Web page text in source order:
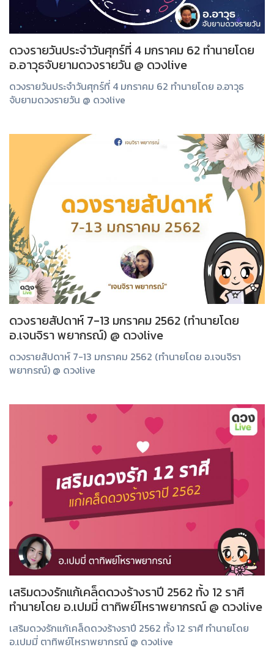
ดวงรายวันประจำวันศุกร์ที่ 4 มกราคม 62 ทำนายโดย
อ.อาวุธจับยามดวงรายวัน @ ดวงlive
ดวงรายวันประจำวันศุกร์ที่ 4 มกราคม 62 ทำนายโดย อ.อาวุธ
จับยามดวงรายวัน @ ดวงlive
ดวงรายสัปดาห์ 7-13 มกราคม 2562 (ทำนายโดย
อ.เจนจิรา พยากรณ์) @ ดวงlive
ดวงรายสัปดาห์ 7-13 มกราคม 2562 (ทำนายโดย อ.เจนจิรา
พยากรณ์) @ ดวงlive
เสริมดวงรักแก้เคล็ดดวงร้างราปี​ 2562​ ทั้ง​ 12​ ราศี
ทำนายโดย อ.เปมมี่ ตาทิพย์โหราพยากรณ์ @ ดวงlive
เสริมดวงรักแก้เคล็ดดวงร้างราปี​ 2562​ ทั้ง​ 12​ ราศี ทำนายโดย
อ.เปมมี่ ตาทิพย์โหราพยากรณ์ @ ดวงlive